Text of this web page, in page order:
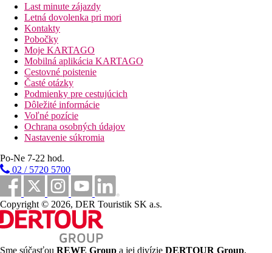
Last minute zájazdy
Letná dovolenka pri mori
Kontakty
Pobočky
Moje KARTAGO
Mobilná aplikácia KARTAGO
Cestovné poistenie
Časté otázky
Podmienky pre cestujúcich
Dôležité informácie
Voľné pozície
Ochrana osobných údajov
Nastavenie súkromia
Po-Ne 7-22 hod.
02 / 5720 5700
Copyright © 2026, DER Touristik SK a.s.
Sme súčasťou REWE Group a jej divízie DERTOUR Group,